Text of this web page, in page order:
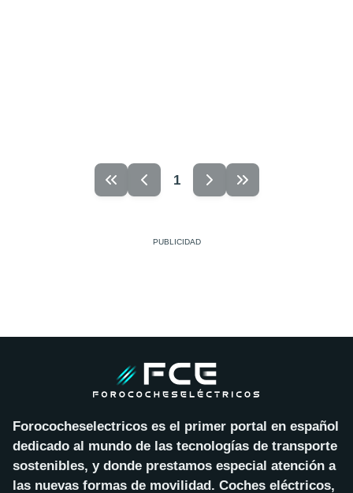
1
Forococheselectricos es el primer portal en español
dedicado al mundo de las tecnologías de transporte
sostenibles, y donde prestamos especial atención a
las nuevas formas de movilidad. Coches eléctricos,